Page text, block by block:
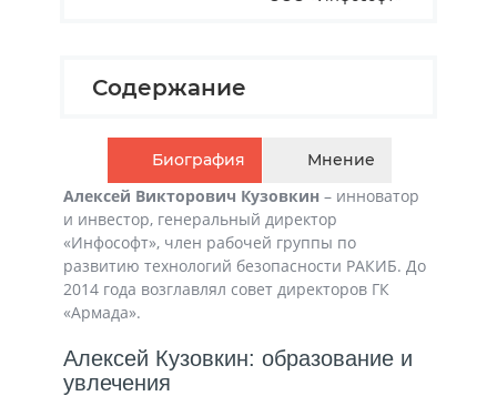
Содержание
Биография Мнение
Алексей Викторович Кузовкин – инноватор
и инвестор, генеральный директор
«Инфософт», член рабочей группы по
развитию технологий безопасности РАКИБ. До
2014 года возглавлял совет директоров ГК
«Армада».
Алексей Кузовкин: образование и
увлечения